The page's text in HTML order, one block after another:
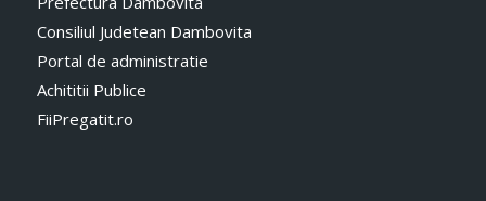
Consiliul Judetean Dambovita
Portal de administratie
Achititii Publice
FiiPregatit.ro